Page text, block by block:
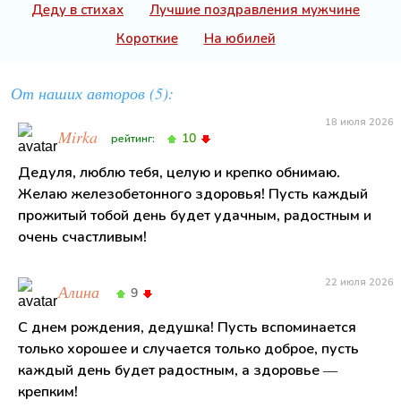
Деду в стихах
Лучшие поздравления мужчине
Короткие
На юбилей
От наших авторов (5):
Mirka рейтинг: 10
18 июля 2026
Дедуля, люблю тебя, целую и крепко обнимаю.
Желаю железобетонного здоровья! Пусть каждый
прожитый тобой день будет удачным, радостным и
очень счастливым!
Алина 9
22 июля 2026
С днем рождения, дедушка! Пусть вспоминается
только хорошее и случается только доброе, пусть
каждый день будет радостным, а здоровье —
крепким!